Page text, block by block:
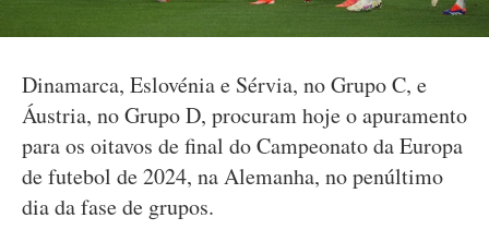
Dinamarca, Eslovénia e Sérvia, no Grupo C, e
Áustria, no Grupo D, procuram hoje o apuramento
para os oitavos de final do Campeonato da Europa
de futebol de 2024, na Alemanha, no penúltimo
dia da fase de grupos.